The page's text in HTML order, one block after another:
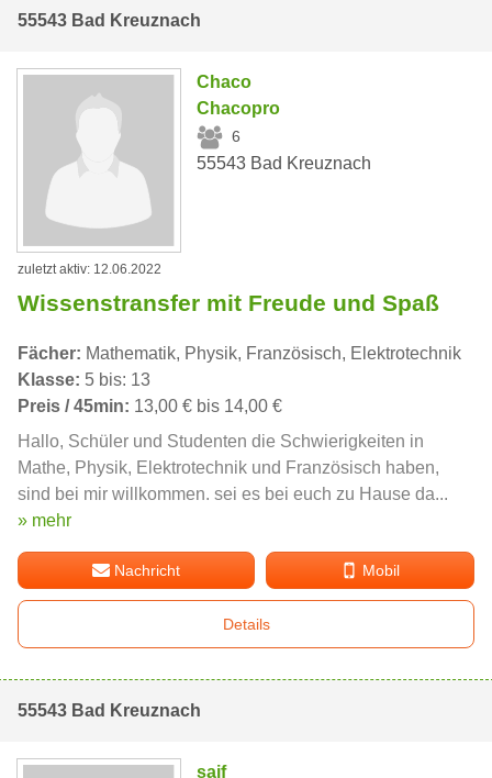
55543 Bad Kreuznach
Chaco
Chacopro
6
55543 Bad Kreuznach
zuletzt aktiv: 12.06.2022
Wissenstransfer mit Freude und Spaß
Fächer: Mathematik, Physik, Französisch, Elektrotechnik
Klasse: 5 bis: 13
Preis / 45min: 13,00 € bis 14,00 €
Hallo, Schüler und Studenten die Schwierigkeiten in
Mathe, Physik, Elektrotechnik und Französisch haben,
sind bei mir willkommen. sei es bei euch zu Hause da...
» mehr
Nachricht Mobil
Details
55543 Bad Kreuznach
saif